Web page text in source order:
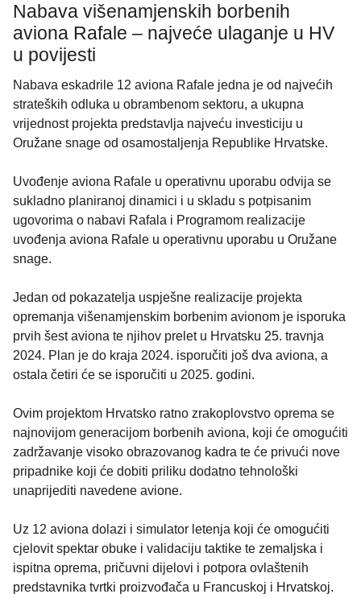
Nabava višenamjenskih borbenih
aviona Rafale – najveće ulaganje u HV
u povijesti
Nabava eskadrile 12 aviona Rafale jedna je od najvećih
strateških odluka u obrambenom sektoru, a ukupna
vrijednost projekta predstavlja najveću investiciju u
Oružane snage od osamostaljenja Republike Hrvatske.
Uvođenje aviona Rafale u operativnu uporabu odvija se
sukladno planiranoj dinamici i u skladu s potpisanim
ugovorima o nabavi Rafala i Programom realizacije
uvođenja aviona Rafale u operativnu uporabu u Oružane
snage.
Jedan od pokazatelja uspješne realizacije projekta
opremanja višenamjenskim borbenim avionom je isporuka
prvih šest aviona te njihov prelet u Hrvatsku 25. travnja
2024. Plan je do kraja 2024. isporučiti još dva aviona, a
ostala četiri će se isporučiti u 2025. godini.
Ovim projektom Hrvatsko ratno zrakoplovstvo oprema se
najnovijom generacijom borbenih aviona, koji će omogućiti
zadržavanje visoko obrazovanog kadra te će privući nove
pripadnike koji će dobiti priliku dodatno tehnološki
unaprijediti navedene avione.
Uz 12 aviona dolazi i simulator letenja koji će omogućiti
cjelovit spektar obuke i validaciju taktike te zemaljska i
ispitna oprema, pričuvni dijelovi i potpora ovlaštenih
predstavnika tvrtki proizvođača u Francuskoj i Hrvatskoj.